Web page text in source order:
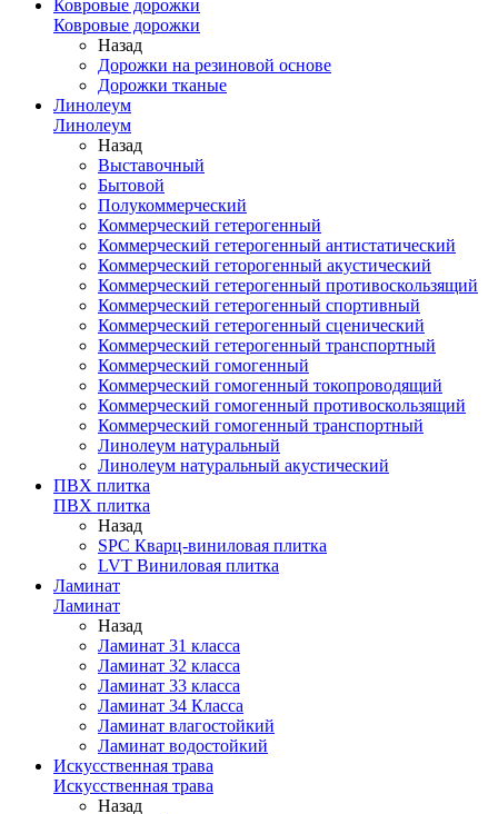
Ковровые дорожки
Ковровые дорожки
Назад
Дорожки на резиновой основе
Дорожки тканые
Линолеум
Линолеум
Назад
Выставочный
Бытовой
Полукоммерческий
Коммерческий гетерогенный
Коммерческий гетерогенный антистатический
Коммерческий геторогенный акустический
Коммерческий гетерогенный противоскользящий
Коммерческий гетерогенный спортивный
Коммерческий гетерогенный сценический
Коммерческий гетерогенный транспортный
Коммерческий гомогенный
Коммерческий гомогенный токопроводящий
Коммерческий гомогенный противоскользящий
Коммерческий гомогенный транспортный
Линолеум натуральный
Линолеум натуральный акустический
ПВХ плитка
ПВХ плитка
Назад
SPC Кварц-виниловая плитка
LVT Виниловая плитка
Ламинат
Ламинат
Назад
Ламинат 31 класса
Ламинат 32 класса
Ламинат 33 класса
Ламинат 34 Класса
Ламинат влагостойкий
Ламинат водостойкий
Искусственная трава
Искусственная трава
Назад